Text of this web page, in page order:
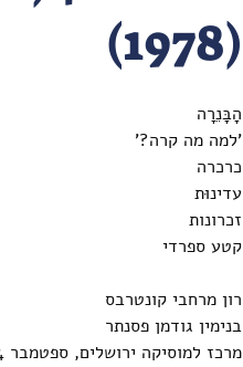
(1978)
הָבָּנֵרָה
'למה מה קרה?'
כרכרה
עדינוּת
זכרונות
קטע ספרדי
רון מרחבי קונטרבס
בנימין גודמן פסנתר
מרכז למוסיקה ירושלים, ספטמבר 2024